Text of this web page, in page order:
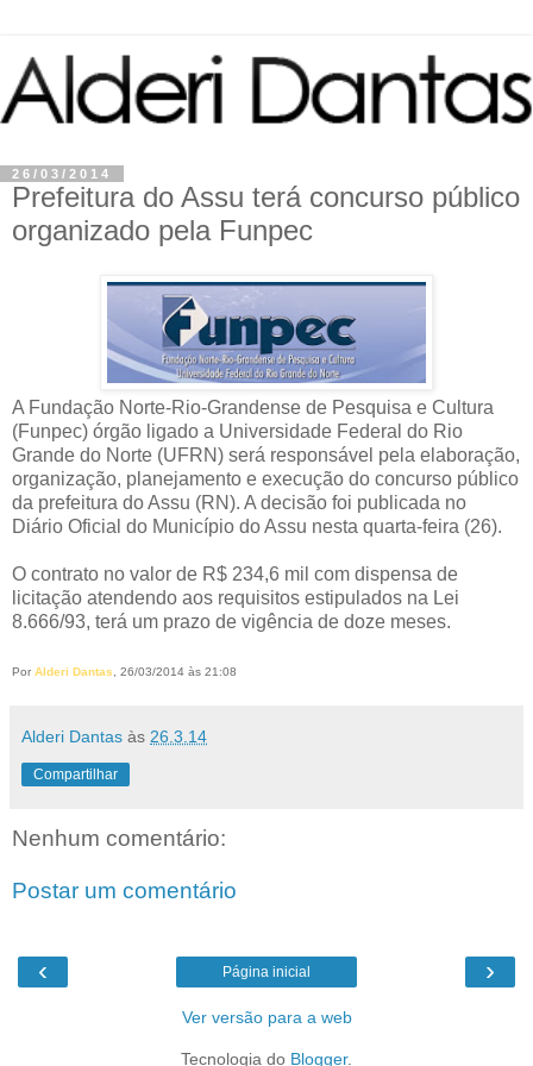
26/03/2014
Prefeitura do Assu terá concurso público
organizado pela Funpec
A Fundação Norte-Rio-Grandense de Pesquisa e Cultura
(Funpec) órgão ligado a Universidade Federal do Rio
Grande do Norte (UFRN) será responsável pela elaboração,
organização, planejamento e execução do concurso público
da prefeitura do Assu (RN). A decisão foi publicada no
Diário Oficial do Município do Assu nesta quarta-feira (26).
O contrato no valor de R$ 234,6 mil com dispensa de
licitação atendendo aos requisitos estipulados na Lei
8.666/93, terá um prazo de vigência de doze meses.
Por Alderi Dantas, 26/03/2014 às 21:08
Alderi Dantas às 26.3.14
Compartilhar
Nenhum comentário:
Postar um comentário
‹ ›
Página inicial
Ver versão para a web
Tecnologia do Blogger.